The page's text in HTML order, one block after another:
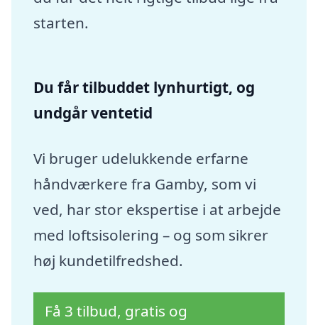
starten.
Du får tilbuddet lynhurtigt, og
undgår ventetid
Vi bruger udelukkende erfarne
håndværkere fra Gamby, som vi
ved, har stor ekspertise i at arbejde
med loftsisolering – og som sikrer
høj kundetilfredshed.
Få 3 tilbud, gratis og